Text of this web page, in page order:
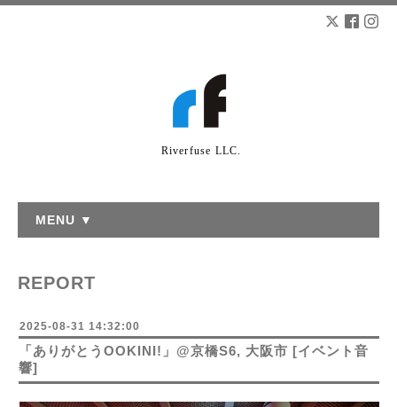
Riverfuse LLC.
MENU ▼
REPORT
2025-08-31 14:32:00
「ありがとうOOKINI!」@京橋S6, 大阪市 [イベント音
響]